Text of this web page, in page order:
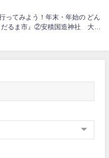
ってみよう！年末・年始の どん
だるま市』②安積国造神社 大鏡